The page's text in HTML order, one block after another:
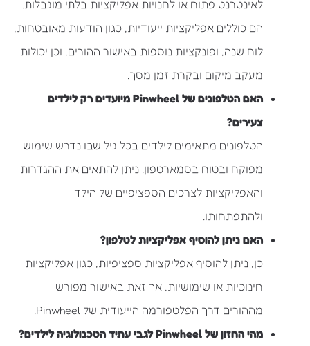
לאינטרנט פתוח או לחנויות אפליקציות בלתי מוגבלות.
הם כוללים אפליקציות ייעודיות, כגון הודעות מאובטחות,
לוח שנה, ופונקציות נוספות באישור ההורים, וכן יכולות
מעקב מיקום ובקרת זמן מסך.
האם הטלפונים של Pinwheel מיועדים רק לילדים
צעירים?
הטלפונים מתאימים לילדים בכל גיל שבו נדרש שימוש
מפוקח ובטוח בסמארטפון. ניתן להתאים את ההגדרות
והאפליקציות לצרכים הספציפיים של הילד
ולהתפתחותו.
האם ניתן להוסיף אפליקציות לטלפון?
כן, ניתן להוסיף אפליקציות ספציפיות, כגון אפליקציות
חינוכיות או שימושיות, אך זאת באישור מפורש
מההורים דרך הפלטפורמה הייעודית של Pinwheel.
מהי החזון של Pinwheel לגבי עתיד הטכנולוגיה לילדים?